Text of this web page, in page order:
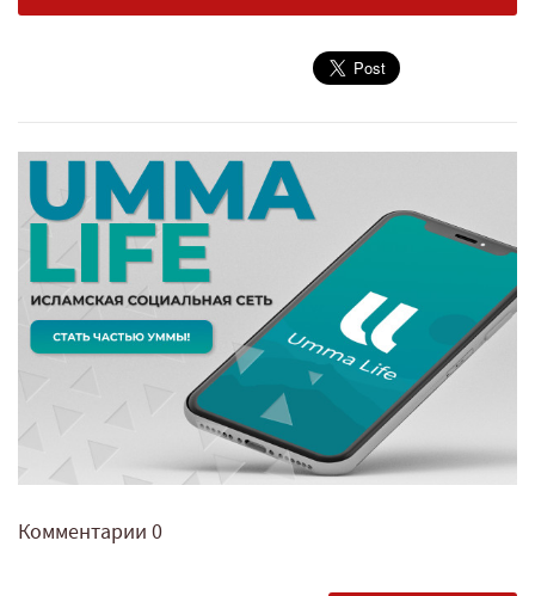
Комментарии 0